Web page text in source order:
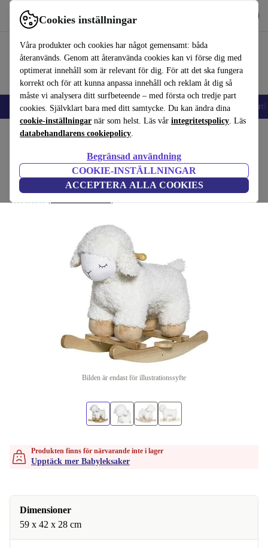
Cookies inställningar
Våra produkter och cookies har något gemensamt: båda
återanvänds. Genom att återanvända cookies kan vi förse dig med
optimerat innehåll som är relevant för dig. För att det ska fungera
korrekt och för att kunna anpassa innehåll och reklam åt dig så
måste vi analysera ditt surfbeteende – med första och tredje part
cookies. Självklart bara med ditt samtycke. Du kan ändra dina
cookie-inställningar när som helst. Läs vår integritetspolicy. Läs
databehandlarens cookiepolicy.
Begränsad användning
COOKIE-INSTÄLLNINGAR
ACCEPTERA ALLA COOKIES
Använd refurbed snabbt och enkelt
🎒 Back to school Mobiltelefoner Bärbara datorer Surfplattor
Hem Barn & ungar Leksaker Babyleksaker
Bloomingville får gungdjur
Bilden är endast för illustrationssyfte
Produkten finns för närvarande inte i lager
Upptäck mer Babyleksaker
Dimensioner
59 x 42 x 28 cm